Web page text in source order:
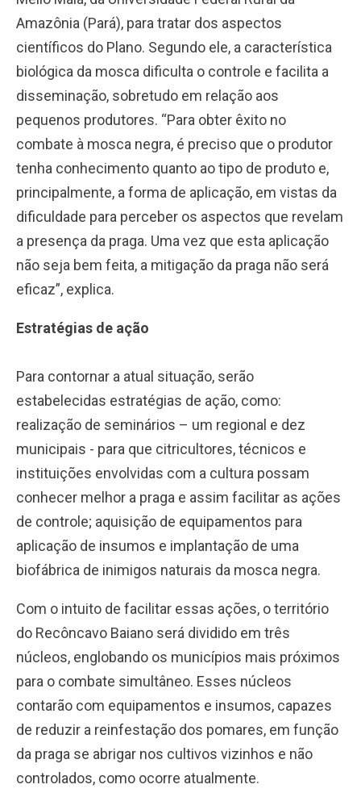
Amazônia (Pará), para tratar dos aspectos
científicos do Plano. Segundo ele, a característica
biológica da mosca dificulta o controle e facilita a
disseminação, sobretudo em relação aos
pequenos produtores. “Para obter êxito no
combate à mosca negra, é preciso que o produtor
tenha conhecimento quanto ao tipo de produto e,
principalmente, a forma de aplicação, em vistas da
dificuldade para perceber os aspectos que revelam
a presença da praga. Uma vez que esta aplicação
não seja bem feita, a mitigação da praga não será
eficaz”, explica.
Estratégias de ação
Para contornar a atual situação, serão
estabelecidas estratégias de ação, como:
realização de seminários – um regional e dez
municipais - para que citricultores, técnicos e
instituições envolvidas com a cultura possam
conhecer melhor a praga e assim facilitar as ações
de controle; aquisição de equipamentos para
aplicação de insumos e implantação de uma
biofábrica de inimigos naturais da mosca negra.
Com o intuito de facilitar essas ações, o território
do Recôncavo Baiano será dividido em três
núcleos, englobando os municípios mais próximos
para o combate simultâneo. Esses núcleos
contarão com equipamentos e insumos, capazes
de reduzir a reinfestação dos pomares, em função
da praga se abrigar nos cultivos vizinhos e não
controlados, como ocorre atualmente.